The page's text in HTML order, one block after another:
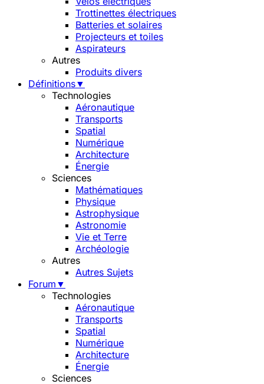
Trottinettes électriques
Batteries et solaires
Projecteurs et toiles
Aspirateurs
Autres
Produits divers
Définitions▼
Technologies
Aéronautique
Transports
Spatial
Numérique
Architecture
Énergie
Sciences
Mathématiques
Physique
Astrophysique
Astronomie
Vie et Terre
Archéologie
Autres
Autres Sujets
Forum ▼
Technologies
Aéronautique
Transports
Spatial
Numérique
Architecture
Énergie
Sciences